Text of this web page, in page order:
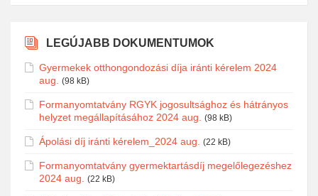
LEGÚJABB DOKUMENTUMOK
Gyermekek otthongondozási díja iránti kérelem 2024
aug.
(98 kB)
Formanyomtatvány RGYK jogosultsághoz és hátrányos
helyzet megállapításához 2024 aug.
(98 kB)
Ápolási díj iránti kérelem_2024 aug. (22 kB)
Formanyomtatvány gyermektartásdíj megelőlegezéshez
2024 aug.
(22 kB)